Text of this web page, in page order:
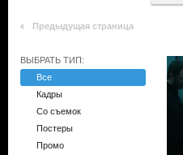
Предыдущая страница
ВЫБРАТЬ ТИП:
Все
Кадры
Со съемок
Постеры
Промо